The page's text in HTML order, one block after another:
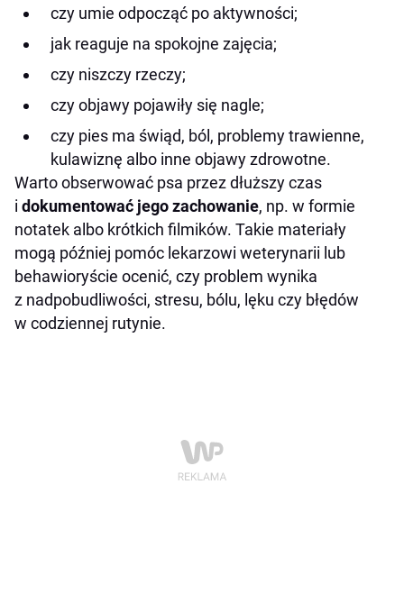
czy umie odpocząć po aktywności;
jak reaguje na spokojne zajęcia;
czy niszczy rzeczy;
czy objawy pojawiły się nagle;
czy pies ma świąd, ból, problemy trawienne,
kulawiznę albo inne objawy zdrowotne.
Warto obserwować psa przez dłuższy czas
i dokumentować jego zachowanie, np. w formie
notatek albo krótkich filmików. Takie materiały
mogą później pomóc lekarzowi weterynarii lub
behawioryście ocenić, czy problem wynika
z nadpobudliwości, stresu, bólu, lęku czy błędów
w codziennej rutynie.